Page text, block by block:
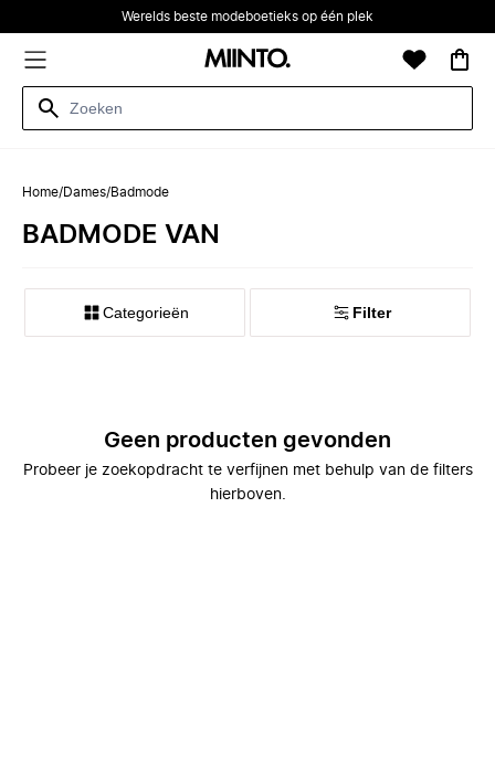
Werelds beste modeboetieks op één plek
Home/Dames/Badmode
BADMODE VAN
Categorieën Filter
Geen producten gevonden
Probeer je zoekopdracht te verfijnen met behulp van de filters
hierboven.